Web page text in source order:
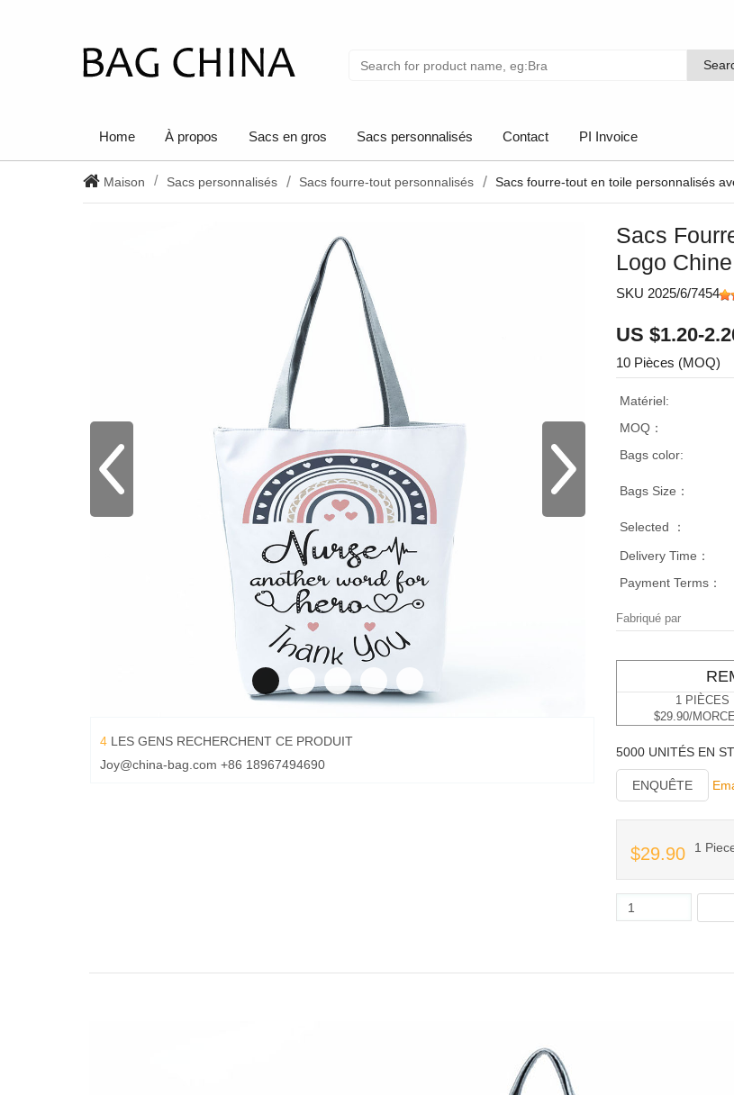
Search
Home À propos Sacs en gros Sacs personnalisés Contact PI Invoice
Maison Sacs personnalisés Sacs fourre-tout personnalisés Sacs fourre-tout en toile personnalisés
4 LES GENS RECHERCHENT CE PRODUIT
Joy@china-bag.com +86 18967494690
Sacs
Logo Chine
SKU 2025/6/7454
US $1.20-
10 Pièces (MOQ)
Matériel:
MOQ：
Bags color:
Bags Size：
Selected ：
Delivery Time：
Payment Terms：
Fabriqué par
1 PIÈCES
$29.90/
5000 UNITÉS EN
ENQUÊTE
$29.90 1